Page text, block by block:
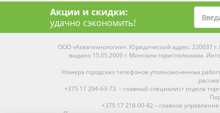
Акции и скидки:
удачно сэкономить!
ООО «Акватехнологии». Юридический адрес: 220037
выдано 15.05.2009 г. Минским горисполкомом.
Номера городских телефонов уполномоченных
+375 17 294-63-73 – главный специалист отдела
+375 17 218-00-82 – главное